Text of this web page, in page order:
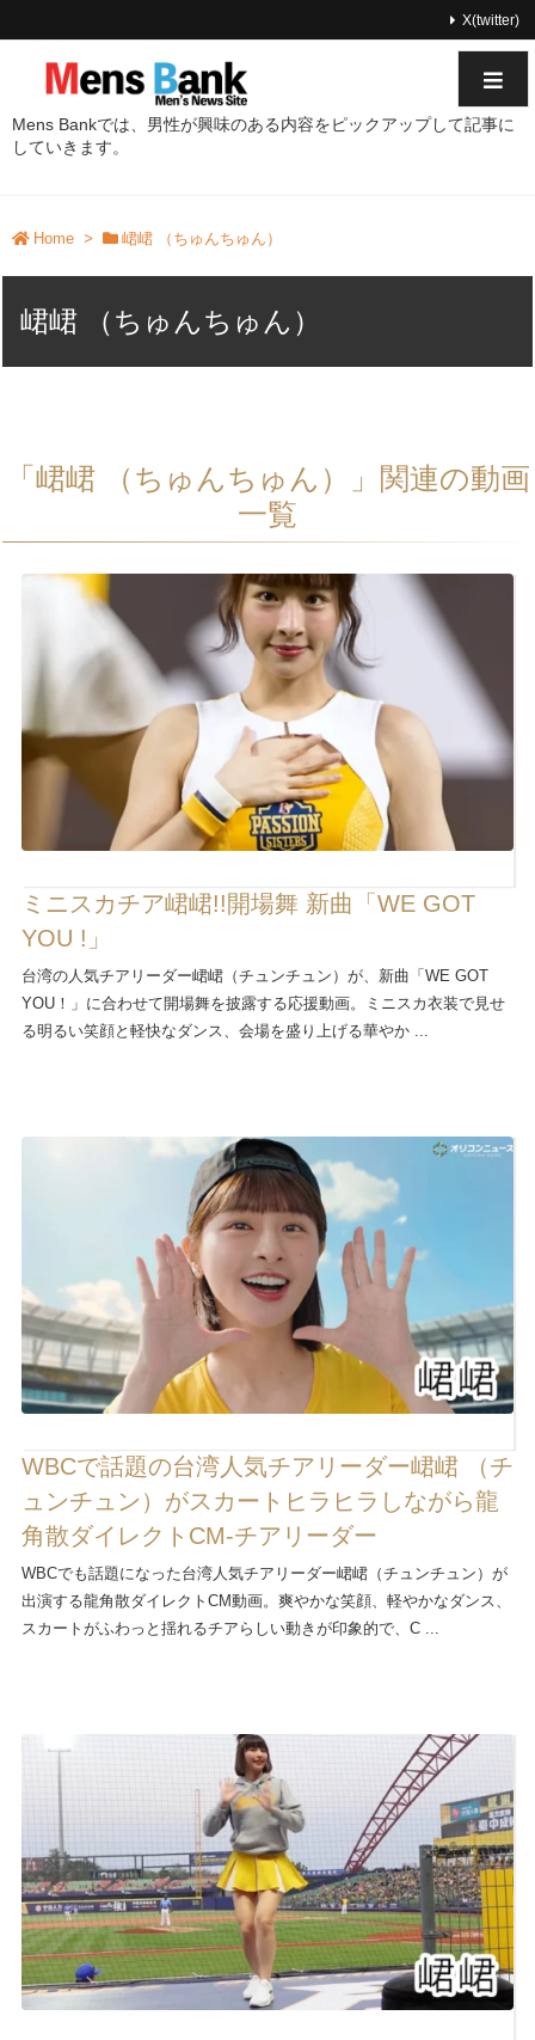
Mens Bankでは、男性が興味のある内容をピックアップして記事に
していきます。
X(twitter)
Home > 峮峮 （ちゅんちゅん）
峮峮 （ちゅんちゅん）
「峮峮 （ちゅんちゅん）」関連の動画
一覧
ミニスカチア峮峮!!開場舞 新曲「WE GOT
YOU !」
台湾の人気チアリーダー峮峮（チュンチュン）が、新曲「WE GOT
YOU！」に合わせて開場舞を披露する応援動画。ミニスカ衣装で見せ
る明るい笑顔と軽快なダンス、会場を盛り上げる華やか ...
WBCで話題の台湾人気チアリーダー峮峮 （チ
ュンチュン）がスカートヒラヒラしながら龍
角散ダイレクトCM-チアリーダー
WBCでも話題になった台湾人気チアリーダー峮峮（チュンチュン）が
出演する龍角散ダイレクトCM動画。爽やかな笑顔、軽やかなダンス、
スカートがふわっと揺れるチアらしい動きが印象的で、C ...